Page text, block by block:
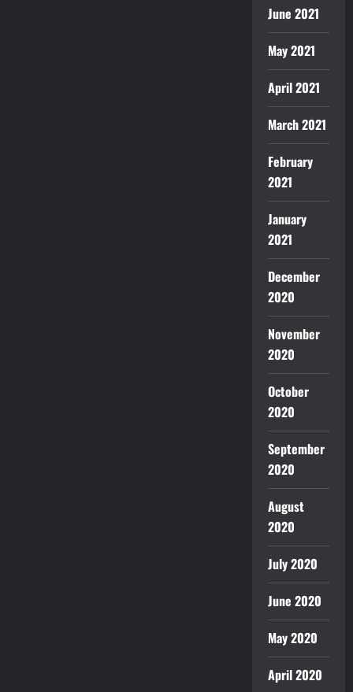
June 2021
May 2021
April 2021
March 2021
February
2021
January
2021
December
2020
November
2020
October
2020
September
2020
August
2020
July 2020
June 2020
May 2020
April 2020